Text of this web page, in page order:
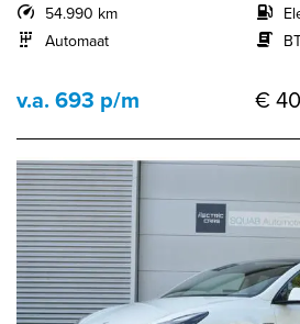
54.990 km
Automaat
v.a. 693 p/m €